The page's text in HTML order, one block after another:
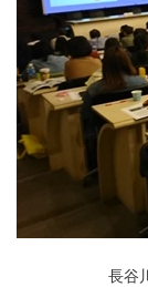
長谷